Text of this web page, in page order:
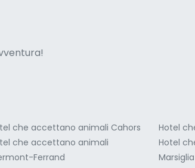
che accettano animali Cahors
che accettano animali
Ferrand
Hotel
Hotel
Marsiglia